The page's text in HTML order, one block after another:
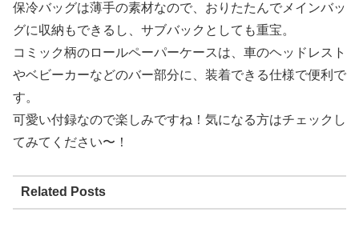
保冷バッグは薄手の素材なので、おりたたんでメインバッ
グに収納もできるし、サブバックとしても重宝。
コミック柄のロールペーパーケースは、車のヘッドレスト
やベビーカーなどのバー部分に、装着できる仕様で便利で
す。
可愛い付録なので楽しみですね！気になる方はチェックし
てみてください〜！
Related Posts